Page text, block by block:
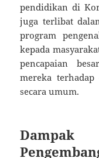
pendidikan di
juga terlibat
program
kepada
pencapaian
mereka
secara umum.